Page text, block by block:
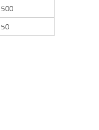
500
50